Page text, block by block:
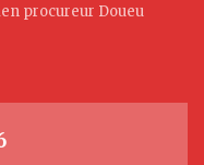
procureur Doueu